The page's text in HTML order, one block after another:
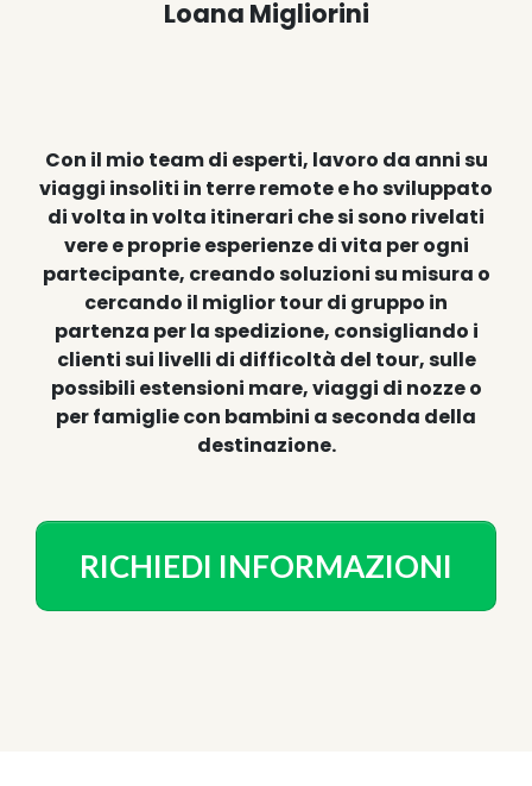
Loana Migliorini
Con il mio team di esperti, lavoro da anni su
viaggi insoliti in terre remote e ho sviluppato
di volta in volta itinerari che si sono rivelati
vere e proprie esperienze di vita per ogni
partecipante, creando soluzioni su misura o
cercando il miglior tour di gruppo in
partenza per la spedizione, consigliando i
clienti sui livelli di difficoltà del tour, sulle
possibili estensioni mare, viaggi di nozze o
per famiglie con bambini a seconda della
destinazione.
RICHIEDI INFORMAZIONI